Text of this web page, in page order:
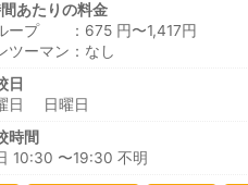
あたりの料金
ープ ：675 円〜1,417円
ツーマン：なし
日
日 日曜日
時間
10:30 〜19:30 不明